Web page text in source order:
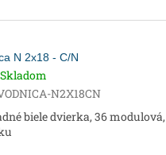
N 2x18 - C/N
Skladom
N2X18CN
biele dvierka, 36 modulová,